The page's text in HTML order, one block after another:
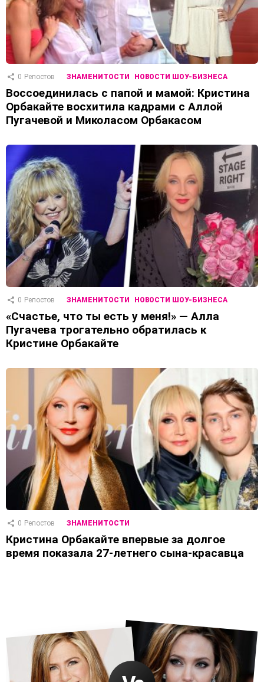
0 Репостов ЗНАМЕНИТОСТИ НОВОСТИ ШОУ-БИЗНЕСА
Воссоединилась с папой и мамой: Кристина
Орбакайте восхитила кадрами с Аллой
Пугачевой и Миколасом Орбакасом
0 Репостов ЗНАМЕНИТОСТИ НОВОСТИ ШОУ-БИЗНЕСА
«Счастье, что ты есть у меня!» — Алла
Пугачева трогательно обратилась к
Кристине Орбакайте
0 Репостов ЗНАМЕНИТОСТИ
Кристина Орбакайте впервые за долгое
время показала 27-летнего сына-красавца